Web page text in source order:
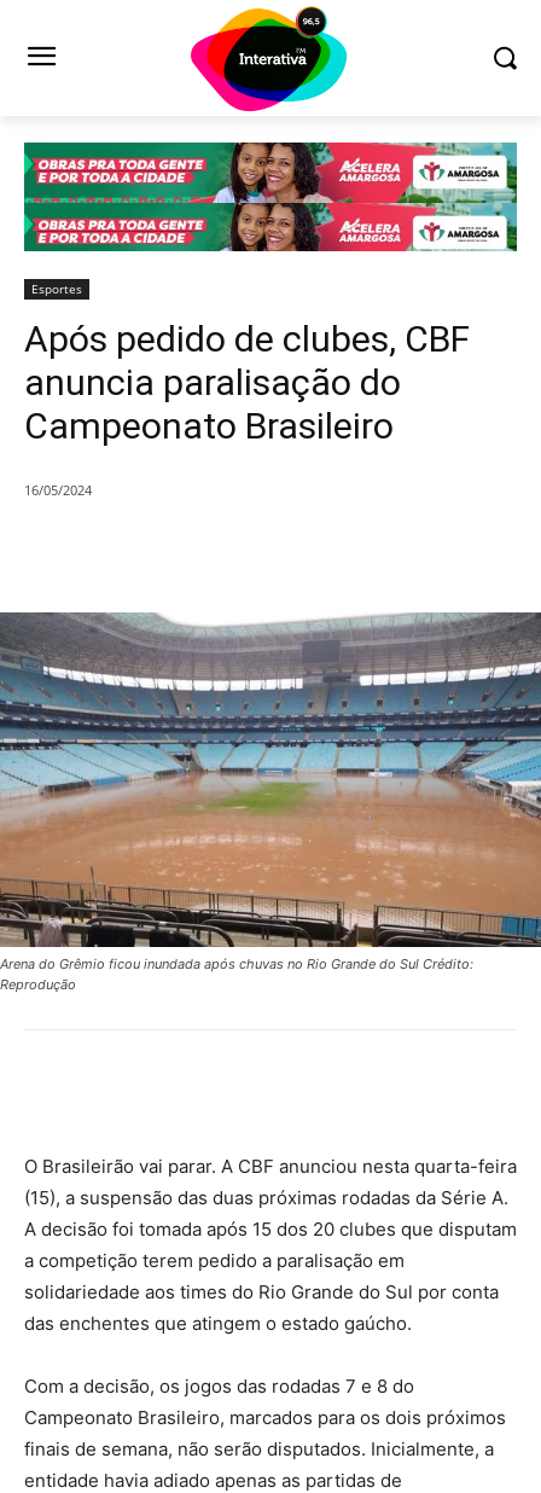
Esportes
Após pedido de clubes, CBF
anuncia paralisação do
Campeonato Brasileiro
16/05/2024
Arena do Grêmio ficou inundada após chuvas no Rio Grande do Sul Crédito:
Reprodução
O Brasileirão vai parar. A CBF anunciou nesta quarta-feira
(15), a suspensão das duas próximas rodadas da Série A.
A decisão foi tomada após 15 dos 20 clubes que disputam
a competição terem pedido a paralisação em
solidariedade aos times do Rio Grande do Sul por conta
das enchentes que atingem o estado gaúcho.
Com a decisão, os jogos das rodadas 7 e 8 do
Campeonato Brasileiro, marcados para os dois próximos
finais de semana, não serão disputados. Inicialmente, a
entidade havia adiado apenas as partidas de